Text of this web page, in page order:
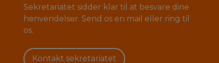
Sekretariatet sidder klar til at besvare dine
henvendelser. Send os en mail eller ring til
os.
Kontakt sekretariatet